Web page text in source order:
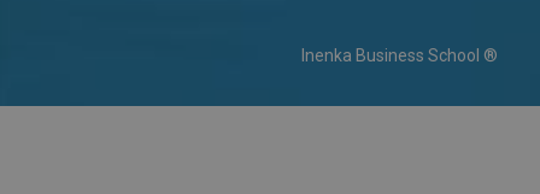
Inenka Business School ®